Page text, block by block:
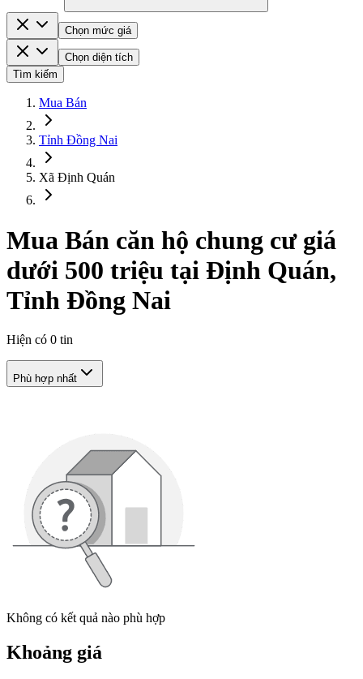
Chọn mức giá
Chọn diện tích
Tìm kiếm
Mua Bán
Tỉnh Đồng Nai
Xã Định Quán
Mua Bán căn hộ chung cư giá
dưới 500 triệu tại Định Quán,
Tỉnh Đồng Nai
Hiện có 0 tin
Phù hợp nhất
Không có kết quả nào phù hợp
Khoảng giá